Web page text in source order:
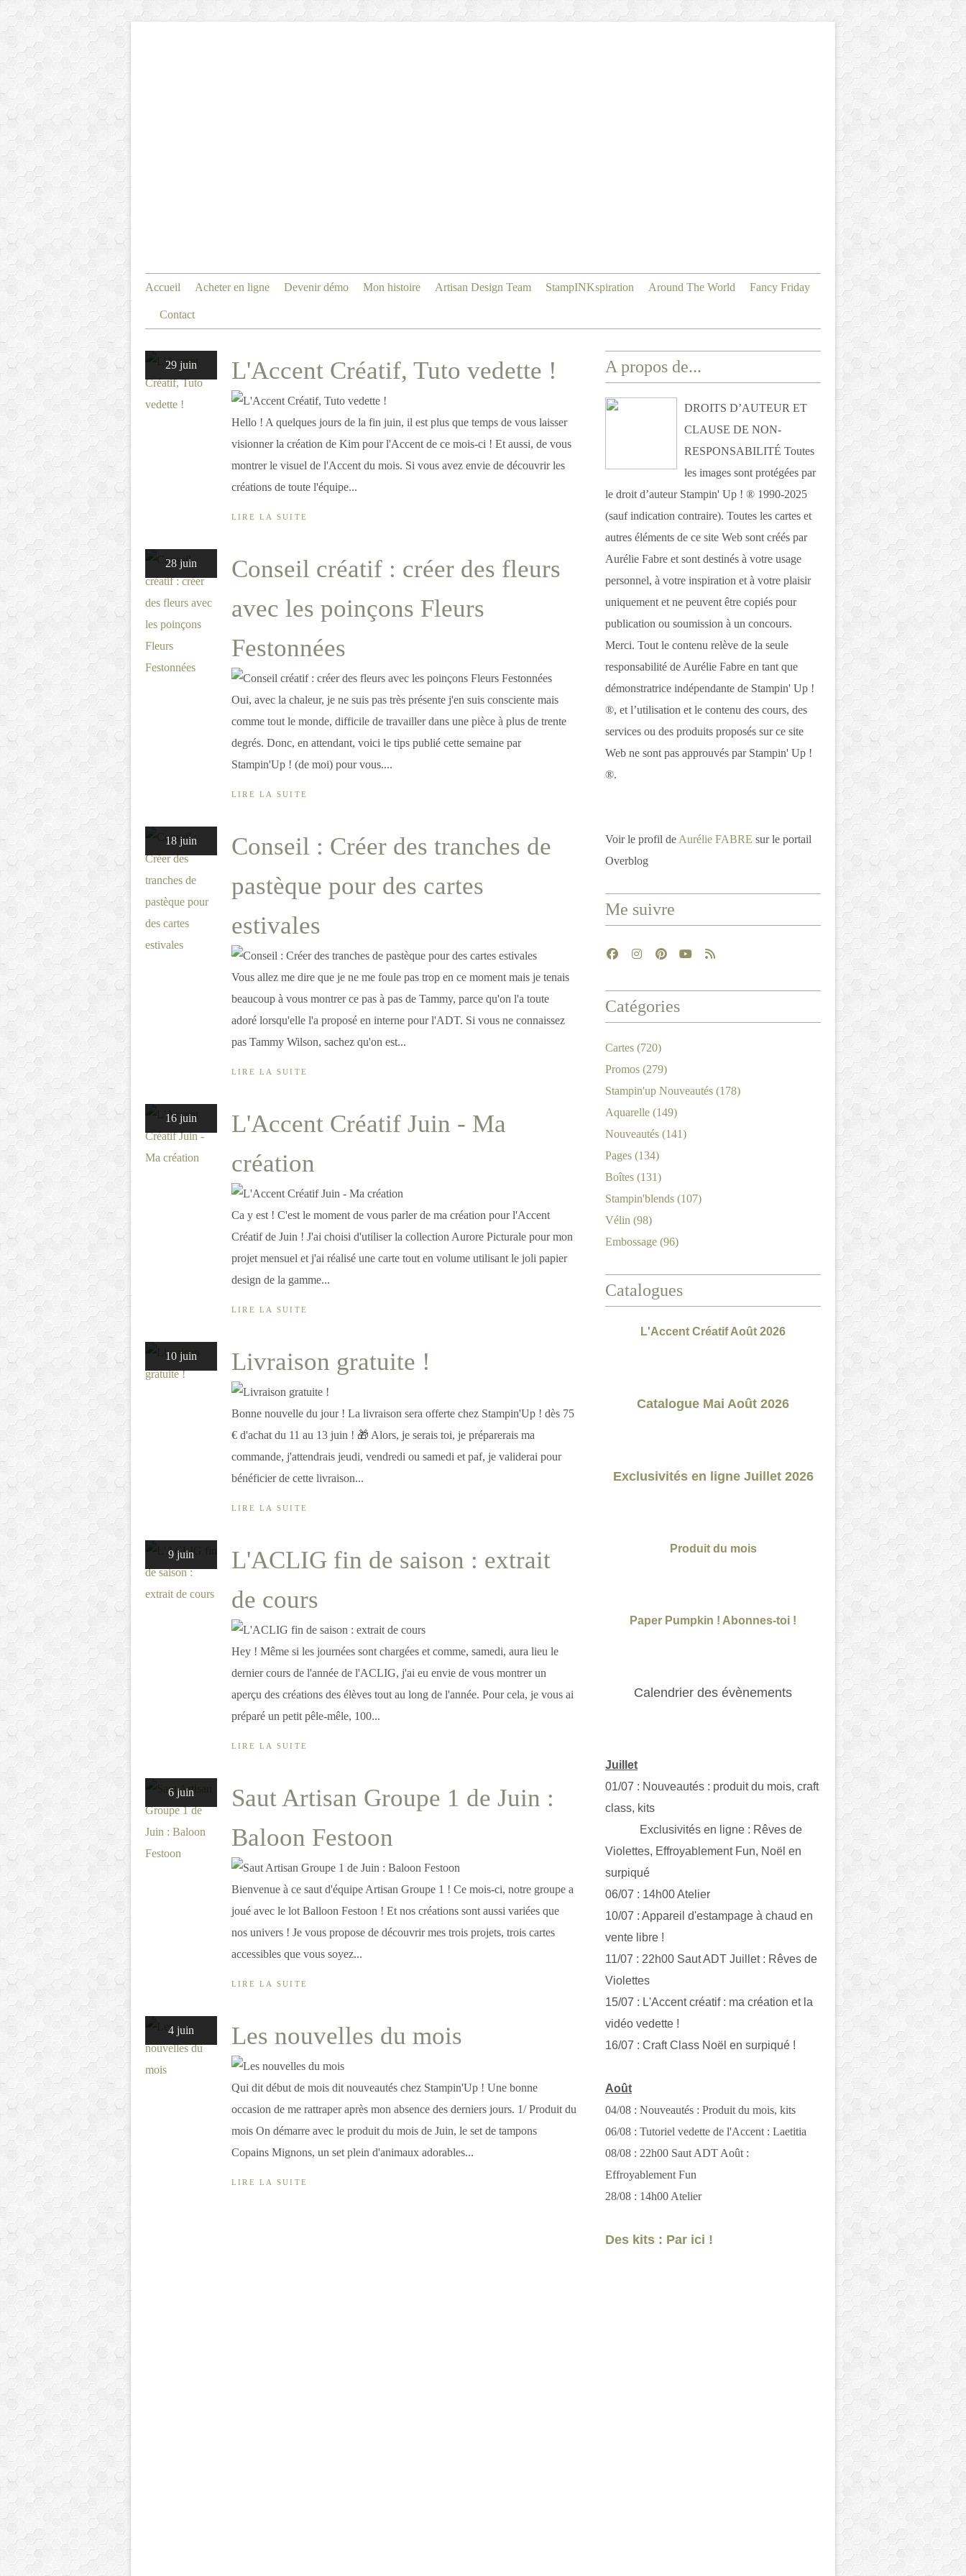
Accueil Acheter en ligne Devenir démo Mon histoire Artisan Design Team StampINKspiration Around The World Fancy Friday
Contact
29 juin L'Accent Créatif, Tuto vedette !
Hello ! A quelques jours de la fin juin, il est plus que temps de vous laisser
visionner la création de Kim pour l'Accent de ce mois-ci ! Et aussi, de vous
montrer le visuel de l'Accent du mois. Si vous avez envie de découvrir les
créations de toute l'équipe...
LIRE LA SUITE
28 juin
Conseil créatif : créer des fleurs
avec les poinçons Fleurs
Festonnées
Oui, avec la chaleur, je ne suis pas très présente j'en suis consciente mais
comme tout le monde, difficile de travailler dans une pièce à plus de trente
degrés. Donc, en attendant, voici le tips publié cette semaine par
Stampin'Up ! (de moi) pour vous....
LIRE LA SUITE
18 juin
Conseil : Créer des tranches de
pastèque pour des cartes
estivales
Vous allez me dire que je ne me foule pas trop en ce moment mais je tenais
beaucoup à vous montrer ce pas à pas de Tammy, parce qu'on l'a toute
adoré lorsqu'elle l'a proposé en interne pour l'ADT. Si vous ne connaissez
pas Tammy Wilson, sachez qu'on est...
LIRE LA SUITE
16 juin
L'Accent Créatif Juin - Ma
création
Ca y est ! C'est le moment de vous parler de ma création pour l'Accent
Créatif de Juin ! J'ai choisi d'utiliser la collection Aurore Picturale pour mon
projet mensuel et j'ai réalisé une carte tout en volume utilisant le joli papier
design de la gamme...
LIRE LA SUITE
10 juin Livraison gratuite !
Bonne nouvelle du jour ! La livraison sera offerte chez Stampin'Up ! dès 75
€ d'achat du 11 au 13 juin ! 🎁 Alors, je serais toi, je préparerais ma
commande, j'attendrais jeudi, vendredi ou samedi et paf, je validerai pour
bénéficier de cette livraison...
LIRE LA SUITE
9 juin
L'ACLIG fin de saison : extrait
de cours
Hey ! Même si les journées sont chargées et comme, samedi, aura lieu le
dernier cours de l'année de l'ACLIG, j'ai eu envie de vous montrer un
aperçu des créations des élèves tout au long de l'année. Pour cela, je vous ai
préparé un petit pêle-mêle, 100...
LIRE LA SUITE
6 juin
Saut Artisan Groupe 1 de Juin :
Baloon Festoon
Bienvenue à ce saut d'équipe Artisan Groupe 1 ! Ce mois-ci, notre groupe a
joué avec le lot Balloon Festoon ! Et nos créations sont aussi variées que
nos univers ! Je vous propose de découvrir mes trois projets, trois cartes
accessibles que vous soyez...
LIRE LA SUITE
4 juin Les nouvelles du mois
Qui dit début de mois dit nouveautés chez Stampin'Up ! Une bonne
occasion de me rattraper après mon absence des derniers jours. 1/ Produit du
mois On démarre avec le produit du mois de Juin, le set de tampons
Copains Mignons, un set plein d'animaux adorables...
LIRE LA SUITE
A propos de...
DROITS D’AUTEUR ET
CLAUSE DE NON-
RESPONSABILITÉ Toutes
les images sont protégées par
le droit d’auteur Stampin' Up ! ® 1990-2025
(sauf indication contraire). Toutes les cartes et
autres éléments de ce site Web sont créés par
Aurélie Fabre et sont destinés à votre usage
personnel, à votre inspiration et à votre plaisir
uniquement et ne peuvent être copiés pour
publication ou soumission à un concours.
Merci. Tout le contenu relève de la seule
responsabilité de Aurélie Fabre en tant que
démonstratrice indépendante de Stampin' Up !
®, et l’utilisation et le contenu des cours, des
services ou des produits proposés sur ce site
Web ne sont pas approuvés par Stampin' Up !
®.
Voir le profil de Aurélie FABRE sur le portail
Overblog
Me suivre
Catégories
Cartes (720)
Promos (279)
Stampin'up Nouveautés (178)
Aquarelle (149)
Nouveautés (141)
Pages (134)
Boîtes (131)
Stampin'blends (107)
Vélin (98)
Embossage (96)
Catalogues
L'Accent Créatif Août 2026
Catalogue Mai Août 2026
Exclusivités en ligne Juillet 2026
Produit du mois
Paper Pumpkin ! Abonnes-toi !
Calendrier des évènements
Juillet
01/07 : Nouveautés : produit du mois, craft
class, kits
Exclusivités en ligne : Rêves de
Violettes, Effroyablement Fun, Noël en
surpiqué
06/07 : 14h00 Atelier
10/07 : Appareil d'estampage à chaud en
vente libre !
11/07 : 22h00 Saut ADT Juillet : Rêves de
Violettes
15/07 : L'Accent créatif : ma création et la
vidéo vedette !
16/07 : Craft Class Noël en surpiqué !
Août
04/08 : Nouveautés : Produit du mois, kits
06/08 : Tutoriel vedette de l'Accent : Laetitia
08/08 : 22h00 Saut ADT Août :
Effroyablement Fun
28/08 : 14h00 Atelier
Des kits : Par ici !